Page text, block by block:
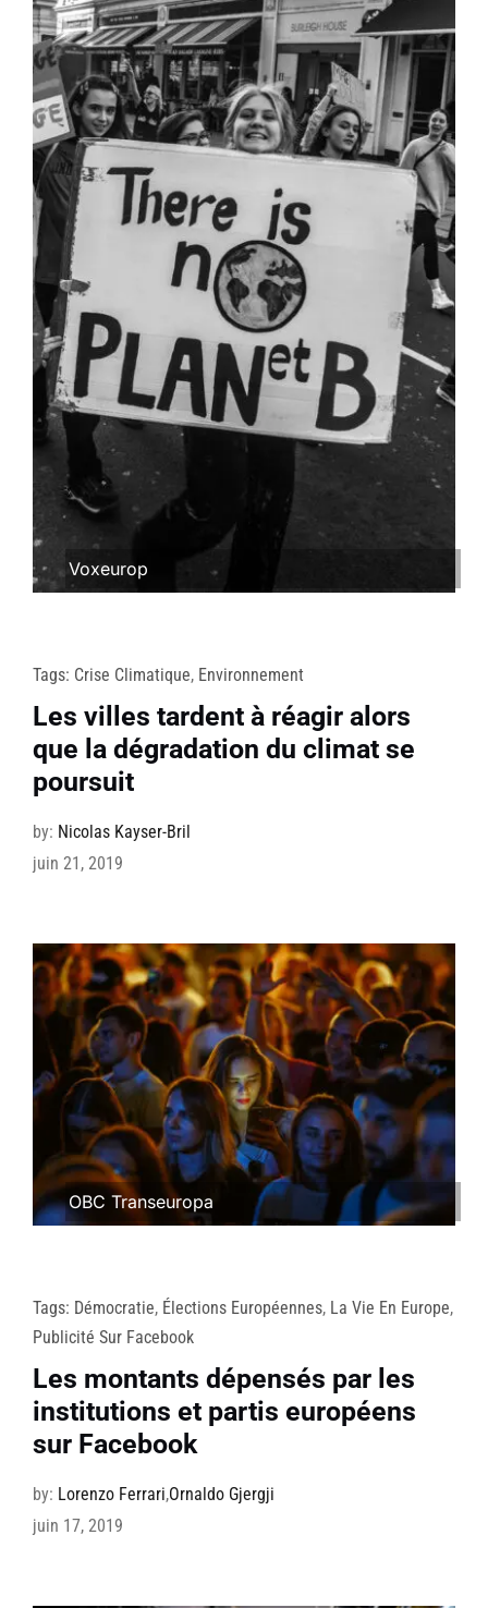
Voxeurop
Tags: Crise Climatique, Environnement
Les villes tardent à réagir alors
que la dégradation du climat se
poursuit
by: Nicolas Kayser-Bril
juin 21, 2019
OBC Transeuropa
Tags: Démocratie, Élections Européennes, La Vie En Europe,
Publicité Sur Facebook
Les montants dépensés par les
institutions et partis européens
sur Facebook
by: Lorenzo Ferrari,Ornaldo Gjergji
juin 17, 2019